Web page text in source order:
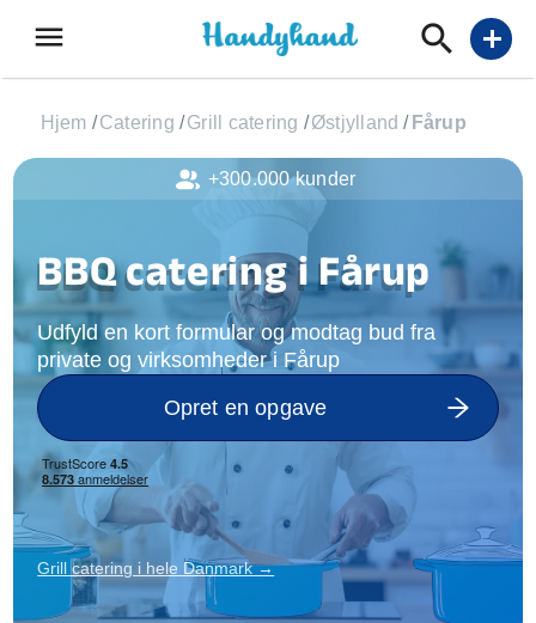
menu add
Hjem /Catering /Grill catering /Østjylland / Fårup
BBQ catering i Fårup
Udfyld en kort formular og modtag bud fra
private og virksomheder i Fårup
Opret en opgave
Grill catering i hele Danmark →
+300.000 kunder